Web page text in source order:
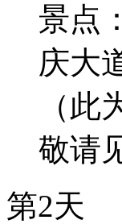
景点
庆大
（
敬请
第2天